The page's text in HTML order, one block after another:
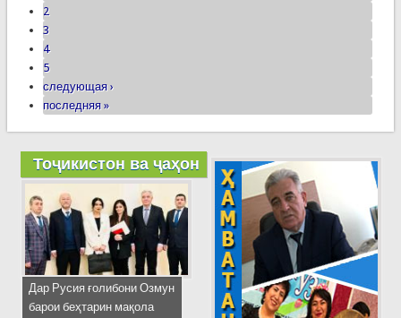
2
3
4
5
следующая ›
последняя »
Тоҷикистон ва ҷаҳон
Дар Русия ғолибони Озмун
барои беҳтарин мақола